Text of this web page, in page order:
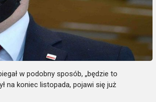
w podobny sposób, „będzie to
na koniec listopada, pojawi się już